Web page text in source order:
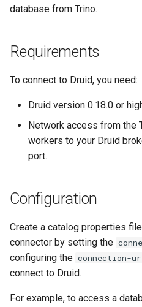
запросам к источнику
Domain compaction
Case insensitive
идентификаторы
Druid type to Trino type
Конфигурация
сопоставления типов
database from Trino.
Requirements
To connect to Druid, you need:
Druid version 0.18.0 or
Network access from the
workers to your Druid
port.
Configuration
Create a catalog properties
connector by setting the
configuring the connection-
connect to Druid.
For example, to access a